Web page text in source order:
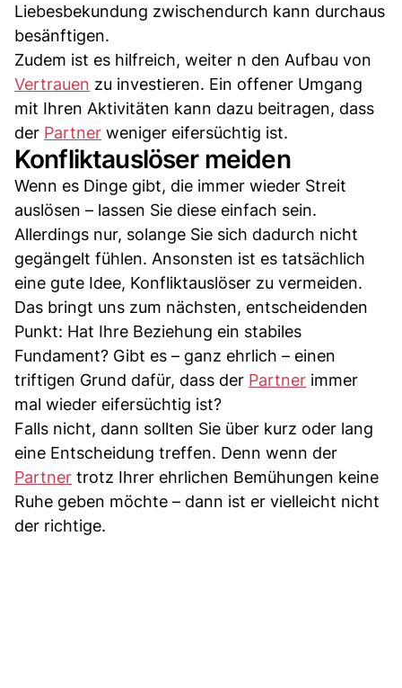
Liebesbekundung zwischendurch kann durchaus
besänftigen.
Zudem ist es hilfreich, weiter n den Aufbau von
Vertrauen zu investieren. Ein offener Umgang
mit Ihren Aktivitäten kann dazu beitragen, dass
der Partner weniger eifersüchtig ist.
Konfliktauslöser meiden
Wenn es Dinge gibt, die immer wieder Streit
auslösen – lassen Sie diese einfach sein.
Allerdings nur, solange Sie sich dadurch nicht
gegängelt fühlen. Ansonsten ist es tatsächlich
eine gute Idee, Konfliktauslöser zu vermeiden.
Das bringt uns zum nächsten, entscheidenden
Punkt: Hat Ihre Beziehung ein stabiles
Fundament? Gibt es – ganz ehrlich – einen
triftigen Grund dafür, dass der Partner immer
mal wieder eifersüchtig ist?
Falls nicht, dann sollten Sie über kurz oder lang
eine Entscheidung treffen. Denn wenn der
Partner trotz Ihrer ehrlichen Bemühungen keine
Ruhe geben möchte – dann ist er vielleicht nicht
der richtige.